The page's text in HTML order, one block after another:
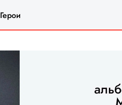
Герои